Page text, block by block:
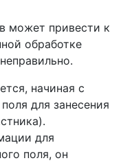
может привести к
обработке
начиная с
для занесения
для
поля, он